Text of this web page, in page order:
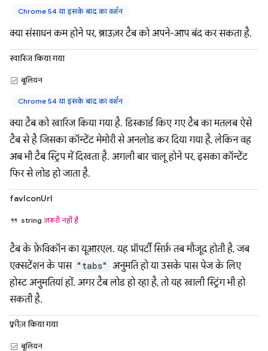
Chrome 54 या इसके बाद का वर्शन
क्या संसाधन कम होने पर, ब्राउज़र टैब को अपने-आप बंद कर सकता है.
खारिज किया गया
बूलियन
Chrome 54 या इसके बाद का वर्शन
क्या टैब को खारिज किया गया है. डिस्कार्ड किए गए टैब का मतलब ऐसे
टैब से है जिसका कॉन्टेंट मेमोरी से अनलोड कर दिया गया है, लेकिन वह
अब भी टैब स्ट्रिप में दिखता है. अगली बार चालू होने पर, इसका कॉन्टेंट
फिर से लोड हो जाता है.
favIconUrl
stringज़रूरी नहीं है
टैब के फ़ेविकॉन का यूआरएल. यह प्रॉपर्टी सिर्फ़ तब मौजूद होती है, जब
एक्सटेंशन के पास "tabs" अनुमति हो या उसके पास पेज के लिए
होस्ट अनुमतियां हों. अगर टैब लोड हो रहा है, तो यह खाली स्ट्रिंग भी हो
सकती है.
फ़्रीज़ किया गया
बूलियन